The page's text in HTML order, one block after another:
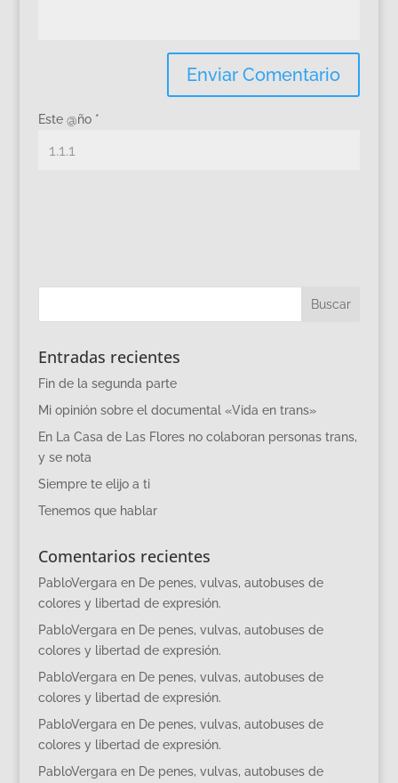
Este @ño *
Entradas recientes
Fin de la segunda parte
Mi opinión sobre el documental «Vida en trans»
En La Casa de Las Flores no colaboran personas trans,
y se nota
Siempre te elijo a ti
Tenemos que hablar
Comentarios recientes
PabloVergara en De penes, vulvas, autobuses de
colores y libertad de expresión.
PabloVergara en De penes, vulvas, autobuses de
colores y libertad de expresión.
PabloVergara en De penes, vulvas, autobuses de
colores y libertad de expresión.
PabloVergara en De penes, vulvas, autobuses de
colores y libertad de expresión.
PabloVergara en De penes, vulvas, autobuses de